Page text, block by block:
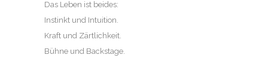
Das Leben ist beides:
Instinkt und Intuition.
Kraft und Zärtlichkeit.
Bühne und Backstage.